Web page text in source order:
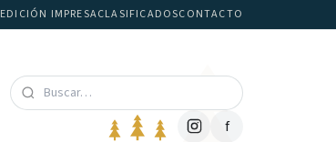
EDICIÓN IMPRESACLASIFICADOSCONTACTO
f